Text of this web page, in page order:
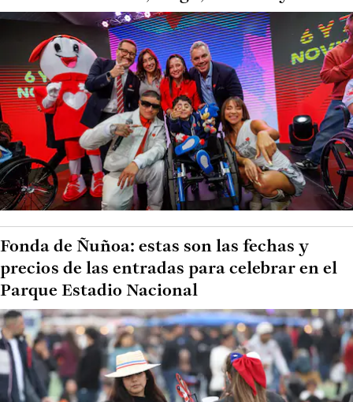
Fonda de Ñuñoa: estas son las fechas y
precios de las entradas para celebrar en el
Parque Estadio Nacional